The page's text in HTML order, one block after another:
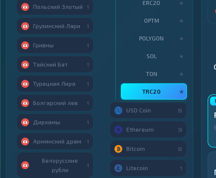
Польский Злотый 1
Грузинский Лари 1
Гривны 1
Тайский Бат 1
Турецкая Лира 1
Болгарский лев 1
Дирхамы 1
Армянский драм 1
Белорусские
рубли
1
ERC20 ★
OPTM ★
POLYGON ★
SOL ★
TON ★
TRC20 ★
USD Coin 5
Ethereum 3
Bitcoin 2
Litecoin 1